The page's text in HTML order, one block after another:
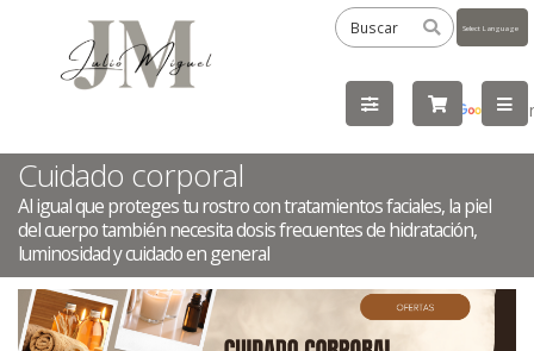
by
Cuidado corporal
Al igual que proteges tu rostro con tratamientos faciales, la piel
del cuerpo también necesita dosis frecuentes de hidratación,
luminosidad y cuidado en general